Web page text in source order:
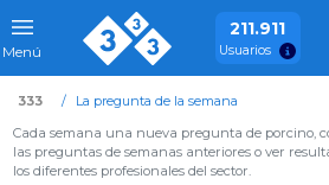
Menú
211.911
Usuarios
333
La pregunta de la semana
Cada semana una nueva pregunta de porcino,
las preguntas de semanas anteriores o ver
los diferentes profesionales del sector.